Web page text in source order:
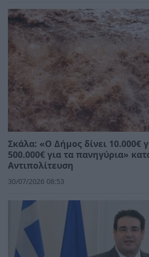
Σκάλα: «Ο Δήμος δίνει 10.000€
500.000€ για τα πανηγύρια»
Αντιπολίτευση
30/07/2026 08:53